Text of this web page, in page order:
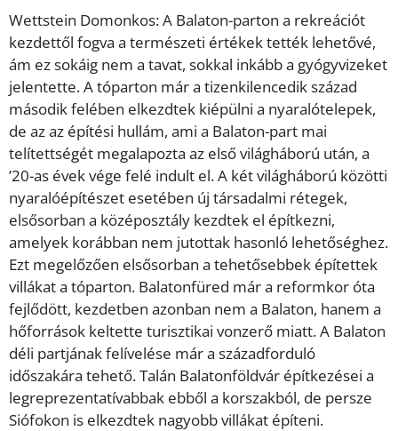
Wettstein Domonkos: A Balaton-parton a rekreációt
kezdettől fogva a természeti értékek tették lehetővé,
ám ez sokáig nem a tavat, sokkal inkább a gyógyvizeket
jelentette. A tóparton már a tizenkilencedik század
második felében elkezdtek kiépülni a nyaralótelepek,
de az az építési hullám, ami a Balaton-part mai
telítettségét megalapozta az első világháború után, a
’20-as évek vége felé indult el. A két világháború közötti
nyaralóépítészet esetében új társadalmi rétegek,
elsősorban a középosztály kezdtek el építkezni,
amelyek korábban nem jutottak hasonló lehetőséghez.
Ezt megelőzően elsősorban a tehetősebbek építettek
villákat a tóparton. Balatonfüred már a reformkor óta
fejlődött, kezdetben azonban nem a Balaton, hanem a
hőforrások keltette turisztikai vonzerő miatt. A Balaton
déli partjának felívelése már a századforduló
időszakára tehető. Talán Balatonföldvár építkezései a
legreprezentatívabbak ebből a korszakból, de persze
Siófokon is elkezdtek nagyobb villákat építeni.